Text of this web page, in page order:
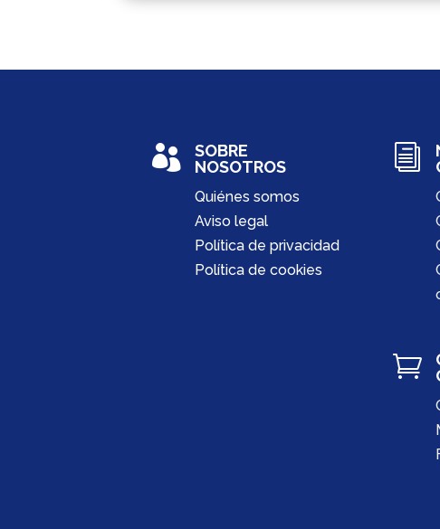

SOBRE
NOSOTROS
Quiénes somos
Aviso legal
Política de privacidad
Política de cookies
i
